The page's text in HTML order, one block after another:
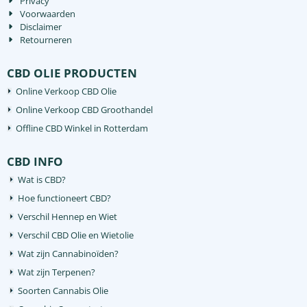
Voorwaarden
Disclaimer
Retourneren
CBD OLIE PRODUCTEN
Online Verkoop CBD Olie
Online Verkoop CBD Groothandel
Offline CBD Winkel in Rotterdam
CBD INFO
Wat is CBD?
Hoe functioneert CBD?
Verschil Hennep en Wiet
Verschil CBD Olie en Wietolie
Wat zijn Cannabinoïden?
Wat zijn Terpenen?
Soorten Cannabis Olie